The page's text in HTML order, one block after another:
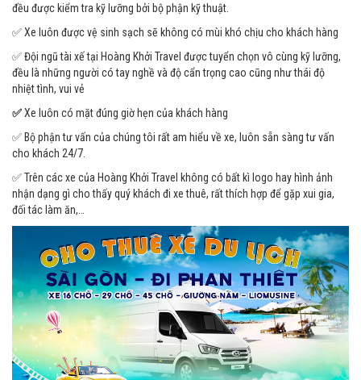
đều được kiểm tra kỹ lưỡng bởi bộ phận kỹ thuật.
✅ Xe luôn được vệ sinh sạch sẽ không có mùi khó chịu cho khách hàng
✅ Đội ngũ tài xế tại Hoàng Khởi Travel được tuyển chọn vô cùng kỹ lưỡng,
đều là những người có tay nghề và độ cẩn trọng cao cũng như thái độ
nhiệt tình, vui vẻ
✅Xe luôn có mặt đúng giờ hẹn của khách hàng
✅ Bộ phận tư vấn của chúng tôi rất am hiểu về xe, luôn sẵn sàng tư vấn
cho khách 24/7.
✅ Trên các xe của Hoàng Khởi Travel không có bất kì logo hay hình ảnh
nhận dạng gì cho thấy quý khách đi xe thuê, rất thích hợp để gặp xui gia,
đối tác làm ăn,…